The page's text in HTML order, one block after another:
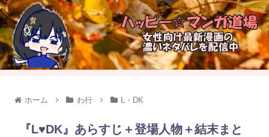
ホーム わ行 L・DK
『L♥DK』あらすじ＋登場人物＋結末まと